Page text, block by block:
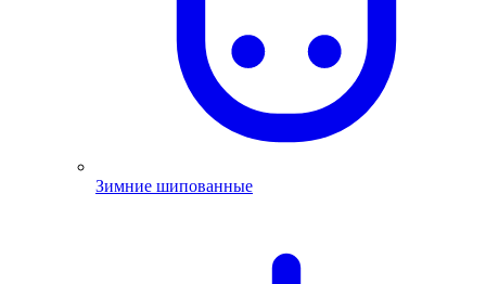
Зимние шипованные